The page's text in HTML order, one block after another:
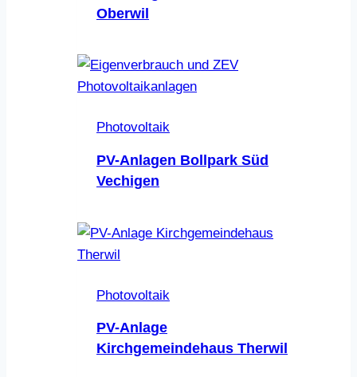
Oberwil
Photovoltaik
PV-Anlagen Bollpark Süd
Vechigen
Photovoltaik
PV-Anlage
Kirchgemeindehaus Therwil